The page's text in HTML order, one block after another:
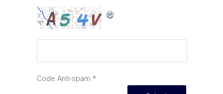
Code Anti-spam *